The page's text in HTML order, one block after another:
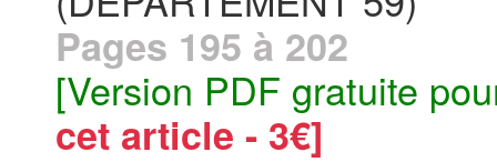
Pages 195 à 202
[Version PDF gratuite
cet article - 3€]